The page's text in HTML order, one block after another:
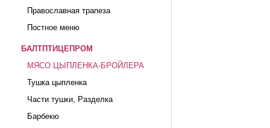
Православная трапеза
Постное меню
БАЛТПТИЦЕПРОМ
МЯСО ЦЫПЛЕНКА-БРОЙЛЕРА
Тушка цыпленка
Части тушки, Разделка
Барбекю